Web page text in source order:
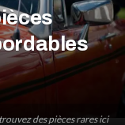
des pièces rares ici